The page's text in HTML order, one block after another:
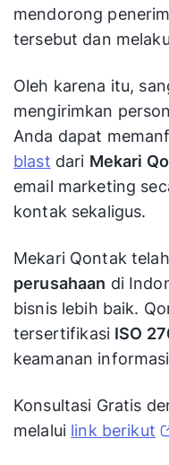
mendorong
tersebut dan
Oleh karena itu,
mengirimkan
Anda dapat
blast dari Mekari
email marketing
kontak sekaligus.
Mekari Qontak
perusahaan di
bisnis lebih baik.
tersertifikasi ISO
keamanan
Konsultasi Gratis
melalui link berikut